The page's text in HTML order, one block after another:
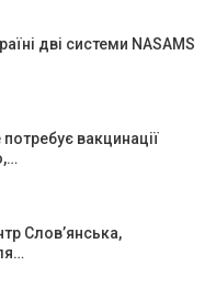
дві системи NASAMS
вакцинації
Слов’янська,